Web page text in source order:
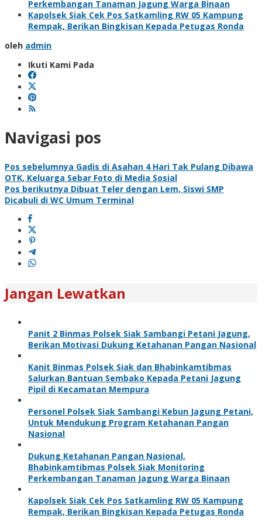
Perkembangan Tanaman Jagung Warga Binaan
Kapolsek Siak Cek Pos Satkamling RW 05 Kampung
Rempak, Berikan Bingkisan Kepada Petugas Ronda
oleh admin
Ikuti Kami Pada
Navigasi pos
Pos sebelumnya Gadis di Asahan 4 Hari Tak Pulang Dibawa
OTK, Keluarga Sebar Foto di Media Sosial
Pos berikutnya Dibuat Teler dengan Lem, Siswi SMP
Dicabuli di WC Umum Terminal
Jangan Lewatkan
Panit 2 Binmas Polsek Siak Sambangi Petani Jagung,
Berikan Motivasi Dukung Ketahanan Pangan Nasional
Kanit Binmas Polsek Siak dan Bhabinkamtibmas
Salurkan Bantuan Sembako Kepada Petani Jagung
Pipil di Kecamatan Mempura
Personel Polsek Siak Sambangi Kebun Jagung Petani,
Untuk Mendukung Program Ketahanan Pangan
Nasional
Dukung Ketahanan Pangan Nasional,
Bhabinkamtibmas Polsek Siak Monitoring
Perkembangan Tanaman Jagung Warga Binaan
Kapolsek Siak Cek Pos Satkamling RW 05 Kampung
Rempak, Berikan Bingkisan Kepada Petugas Ronda